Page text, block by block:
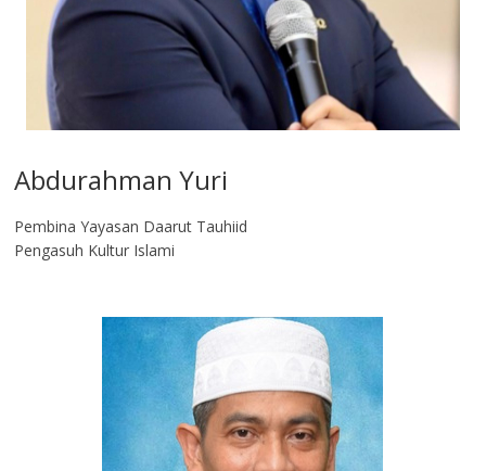
Abdurahman Yuri
Pembina Yayasan Daarut Tauhiid
Pengasuh Kultur Islami